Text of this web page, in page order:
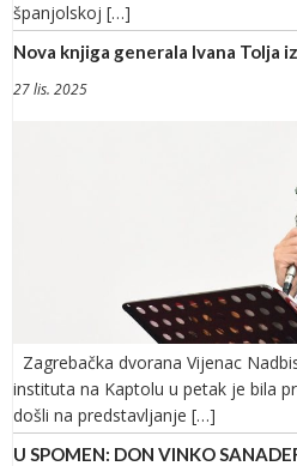
španjolskoj […]
Nova knjiga generala Ivana Tolja
27 lis. 2025
Zagrebačka dvorana Vijenac
instituta na Kaptolu u petak je bila
došli na predstavljanje […]
U SPOMEN: DON VINKO